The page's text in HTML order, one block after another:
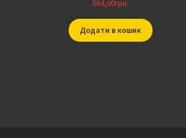
564,00грн.
Додати в кошик